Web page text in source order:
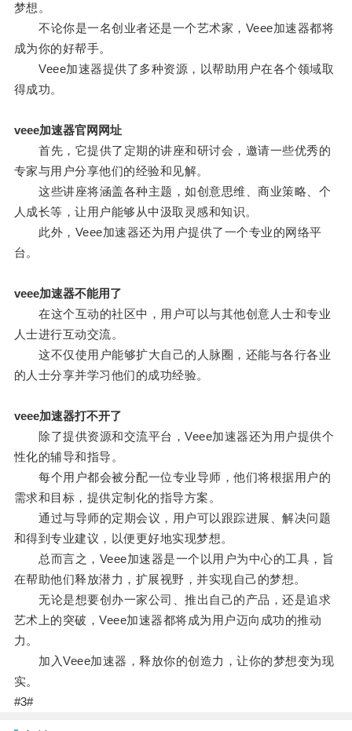
梦想。
不论你是一名创业者还是一个艺术家，Veee加速器都将
成为你的好帮手。
Veee加速器提供了多种资源，以帮助用户在各个领域取
得成功。
veee加速器官网网址
首先，它提供了定期的讲座和研讨会，邀请一些优秀的
专家与用户分享他们的经验和见解。
这些讲座将涵盖各种主题，如创意思维、商业策略、个
人成长等，让用户能够从中汲取灵感和知识。
此外，Veee加速器还为用户提供了一个专业的网络平
台。
veee加速器不能用了
在这个互动的社区中，用户可以与其他创意人士和专业
人士进行互动交流。
这不仅使用户能够扩大自己的人脉圈，还能与各行各业
的人士分享并学习他们的成功经验。
veee加速器打不开了
除了提供资源和交流平台，Veee加速器还为用户提供个
性化的辅导和指导。
每个用户都会被分配一位专业导师，他们将根据用户的
需求和目标，提供定制化的指导方案。
通过与导师的定期会议，用户可以跟踪进展、解决问题
和得到专业建议，以便更好地实现梦想。
总而言之，Veee加速器是一个以用户为中心的工具，旨
在帮助他们释放潜力，扩展视野，并实现自己的梦想。
无论是想要创办一家公司、推出自己的产品，还是追求
艺术上的突破，Veee加速器都将成为用户迈向成功的推动
力。
加入Veee加速器，释放你的创造力，让你的梦想变为现
实。
#3#